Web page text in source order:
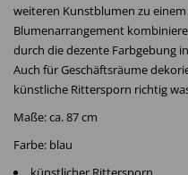
weiteren Kunstblumen zu
Blumenarrangement
durch die dezente Farbgebung
Auch für Geschäftsräume
künstliche Rittersporn richtig
Maße: ca. 87 cm
Farbe: blau